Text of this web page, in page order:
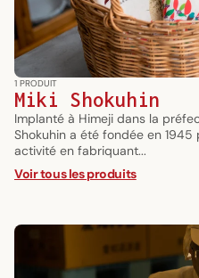
1 PRODUIT
Miki Shokuhin
Implanté à Himeji dans la
Shokuhin a été fondée en
activité en fabriquant...
Voir tous les produits